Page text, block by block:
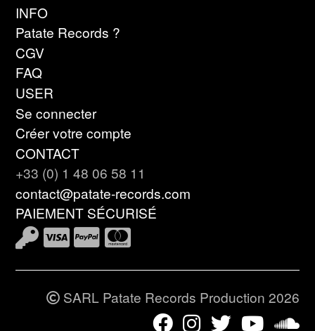
INFO
Patate Records ?
CGV
FAQ
USER
Se connecter
Créer votre compte
CONTACT
+33 (0) 1 48 06 58 11
contact@patate-records.com
PAIEMENT SÉCURISÉ
SARL Patate Records Production 2026